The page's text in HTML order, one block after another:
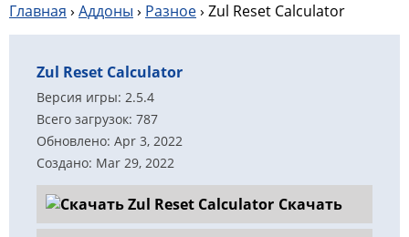
Главная › Аддоны › Разное› Zul Reset Calculator
Zul Reset Calculator
Версия игры: 2.5.4
Всего загрузок: 787
Обновлено: Apr 3, 2022
Создано: Mar 29, 2022
Скачать